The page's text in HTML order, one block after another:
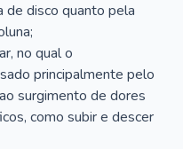
de disco quanto pela
no qual o
principalmente pelo
surgimento de dores
como subir e descer